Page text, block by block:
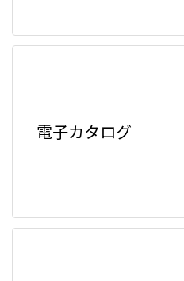
電子カタログ